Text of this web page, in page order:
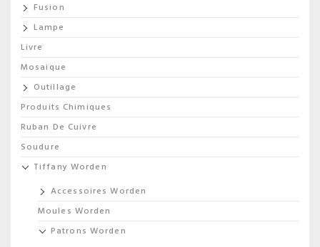
Fusion
Lampe
Livre
Mosaique
Outillage
Produits Chimiques
Ruban De Cuivre
Soudure
Tiffany Worden
Accessoires Worden
Moules Worden
Patrons Worden